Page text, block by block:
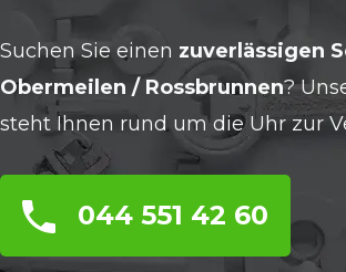
Suchen Sie einen zuverlässigen
Obermeilen / Rossbrunnen?
steht Ihnen rund um die Uhr zur
044 551 42 60